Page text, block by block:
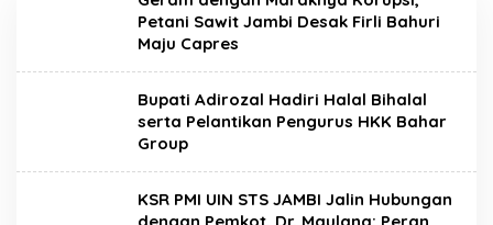
Petani Sawit Jambi Desak Firli Bahuri
Maju Capres
Bupati Adirozal Hadiri Halal Bihalal
serta Pelantikan Pengurus HKK Bahar
Group
KSR PMI UIN STS JAMBI Jalin Hubungan